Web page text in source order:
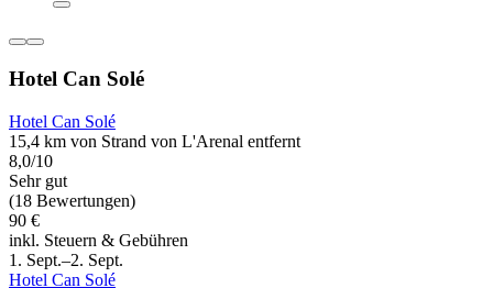
Hotel Can Solé
Hotel Can Solé
15,4 km von Strand von L'Arenal entfernt
8,0/10
Sehr gut
(18 Bewertungen)
90 €
inkl. Steuern & Gebühren
1. Sept.–2. Sept.
Hotel Can Solé